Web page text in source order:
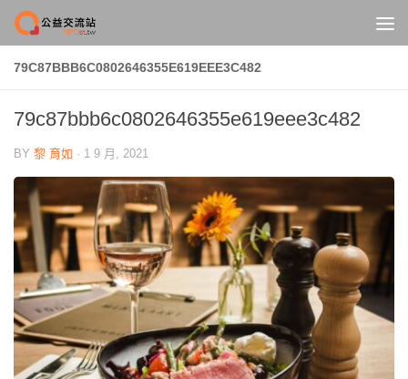
Skip to content
79C87BBB6C0802646355E619EEE3C482
79c87bbb6c0802646355e619eee3c482
BY 黎 育如 · 1 9 月, 2021